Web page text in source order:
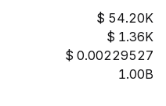
54.20K
1.36K
0.00229527
1.00B